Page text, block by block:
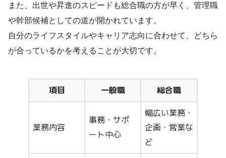
また、出世や昇進のスピードも総合職の方が早く、管理職
や幹部候補としての道が開かれています。
自分のライフスタイルやキャリア志向に合わせて、どちら
が合っているかを考えることが大切です。
項目 一般職 総合職
業務内容
事務・サポ
ート中心
幅広い業務・
企画・営業な
ど